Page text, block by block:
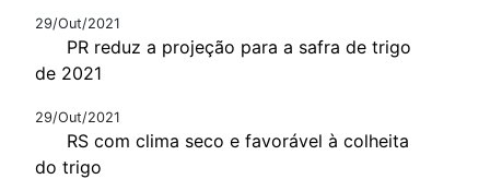
29/Out/2021
PR reduz a projeção para a safra de trigo
de 2021
29/Out/2021
RS com clima seco e favorável à colheita
do trigo